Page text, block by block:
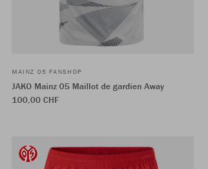
MAINZ 05 FANSHOP
JAKO Mainz 05 Maillot de gardien Away
100,00 CHF